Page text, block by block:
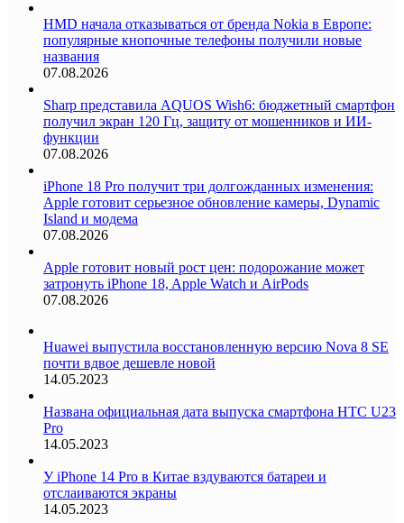
HMD начала отказываться от бренда Nokia в Европе:
популярные кнопочные телефоны получили новые
названия
07.08.2026
Sharp представила AQUOS Wish6: бюджетный смартфон
получил экран 120 Гц, защиту от мошенников и ИИ-
функции
07.08.2026
iPhone 18 Pro получит три долгожданных изменения:
Apple готовит серьезное обновление камеры, Dynamic
Island и модема
07.08.2026
Apple готовит новый рост цен: подорожание может
затронуть iPhone 18, Apple Watch и AirPods
07.08.2026
Huawei выпустила восстановленную версию Nova 8 SE
почти вдвое дешевле новой
14.05.2023
Названа официальная дата выпуска смартфона HTC U23
Pro
14.05.2023
У iPhone 14 Pro в Китае вздуваются батареи и
отслаиваются экраны
14.05.2023